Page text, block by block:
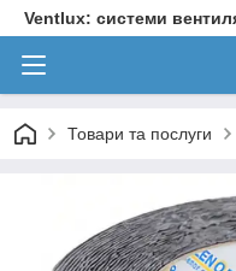
Ventlux: системи
Товари та послуги